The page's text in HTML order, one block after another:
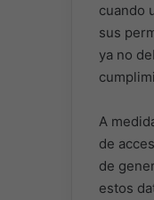
cuando
sus
ya no
A
de
de
estos